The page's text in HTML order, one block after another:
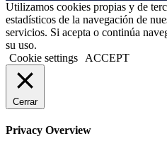
Utilizamos cookies propias y de
estadísticos de la navegación de
servicios. Si acepta o continúa
su uso.
Cookie settings
ACCEPT
Cerrar
Privacy Overview